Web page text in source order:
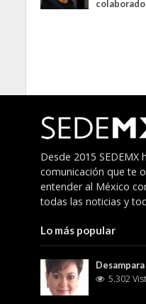
Desde 2015
comunicación que te
entender al México
todas las noticias y
Lo más popular
Desampara
5.302